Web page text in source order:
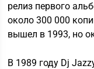
релиз первого
около 300 000
вышел в 1993, но
В 1989 году Dj